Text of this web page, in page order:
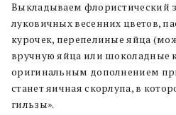
Выкладываем флористический
луковичных весенних цветов,
курочек, перепелиные яйца
вручную яйца или шоколадные
оригинальным дополнением
станет яичная скорлупа, в
гильзы».